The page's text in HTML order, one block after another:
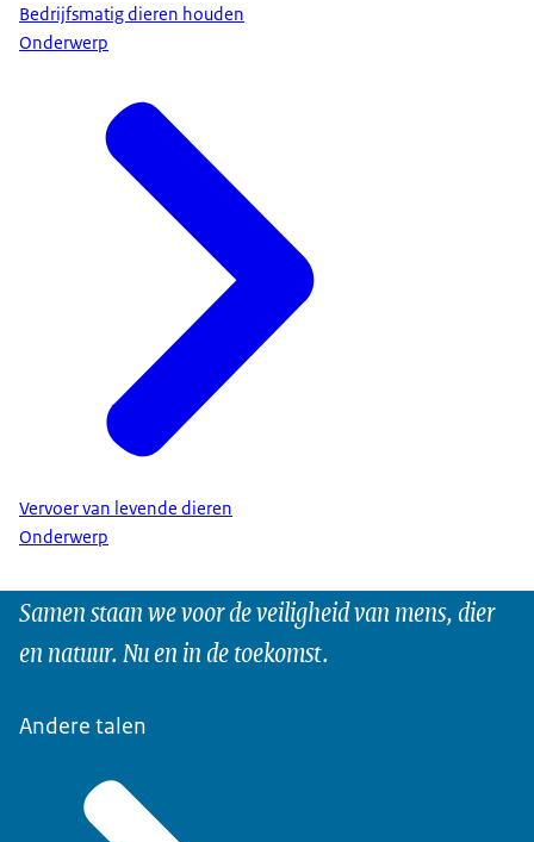
Bedrijfsmatig dieren houden
Onderwerp
Vervoer van levende dieren
Onderwerp
Samen staan we voor de veiligheid van mens, dier
en natuur. Nu en in de toekomst.
Andere talen